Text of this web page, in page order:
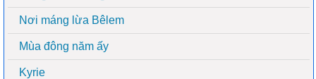
Nơi máng lừa Bêlem
Mùa đông năm ấy
Kyrie